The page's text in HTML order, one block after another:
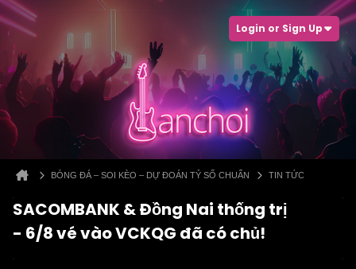
Login or Sign Up
BÓNG ĐÁ – SOI KÈO – DỰ ĐOÁN TỶ SỐ CHUẨN TIN TỨC
SACOMBANK & Đồng Nai thống trị
- 6/8 vé vào VCKQG đã có chủ!